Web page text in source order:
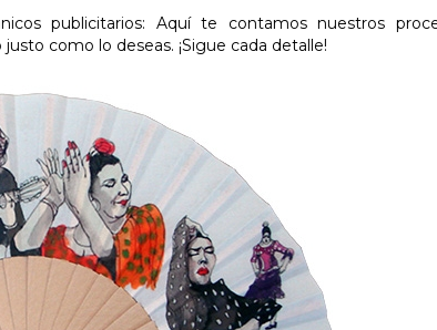
publicitarios: Aquí te contamos nuestros
como lo deseas. ¡Sigue cada detalle!